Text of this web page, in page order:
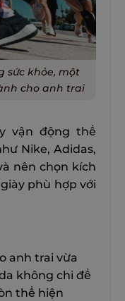
sức khỏe, một
cho anh trai
vận động thể
Nike, Adidas,
nên chọn kích
phù hợp với
anh trai vừa
không chỉ để
thể hiện